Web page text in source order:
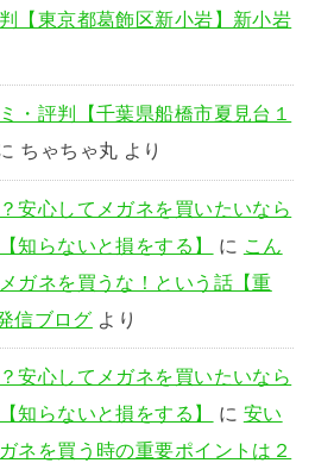
【東京都葛飾区新小岩】新小岩
・評判【千葉県船橋市夏見台１
ちゃちゃ丸 より
安心してメガネを買いたいなら
知らないと損をする】
に こん
ガネを買うな！という話【重
信ブログ より
安心してメガネを買いたいなら
知らないと損をする】
に 安い
ネを買う時の重要ポイントは２